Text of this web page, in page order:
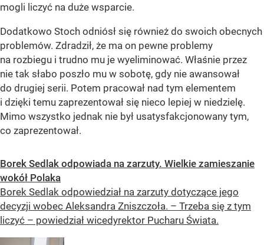
mogli liczyć na duże wsparcie.
Dodatkowo Stoch odniósł się również do swoich obecnych
problemów. Zdradził, że ma on pewne problemy
na rozbiegu i trudno mu je wyeliminować. Właśnie przez
nie tak słabo poszło mu w sobotę, gdy nie awansował
do drugiej serii. Potem pracował nad tym elementem
i dzięki temu zaprezentował się nieco lepiej w niedzielę.
Mimo wszystko jednak nie był usatysfakcjonowany tym,
co zaprezentował.
Borek Sedlak odpowiada na zarzuty. Wielkie zamieszanie
wokół Polaka
Borek Sedlak odpowiedział na zarzuty dotyczące jego
decyzji wobec Aleksandra Zniszczoła. – Trzeba się z tym
liczyć – powiedział wicedyrektor Pucharu Świata.